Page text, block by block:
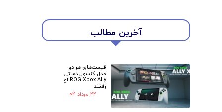
★
آخرین مطالب
قیمت‌های هر دو
مدل کنسول دستی
ROG Xbox Ally لو
رفتند
۲۲ مرداد ۰۴